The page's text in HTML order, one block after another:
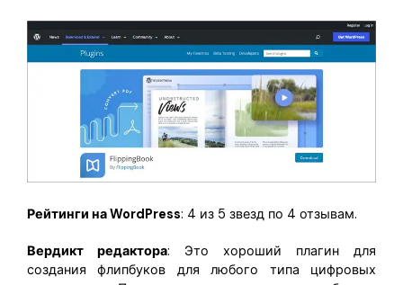
Рейтинги на WordPress: 4 из 5 звезд по 4 отзывам.
Вердикт редактора: Это хороший плагин для
создания флипбуков для любого типа цифровых